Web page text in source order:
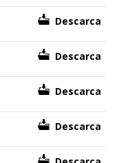
Descarca
Descarca
Descarca
Descarca